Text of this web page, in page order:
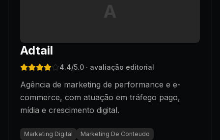
A
Adtail
4.4/5.0 · avaliação editorial
Agência de marketing de performance e e-
commerce, com atuação em tráfego pago,
mídia e crescimento digital.
Marketing Digital Marketing De Conteudo